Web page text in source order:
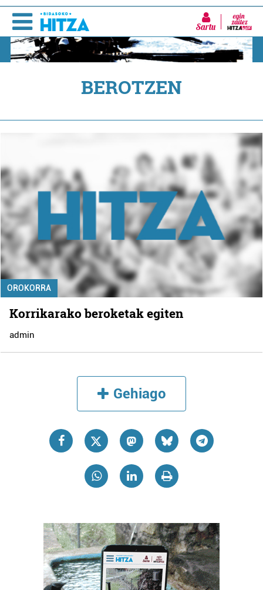
Sartu
BEROTZEN
OROKORRA
Korrikarako beroketak egiten
admin
Gehiago